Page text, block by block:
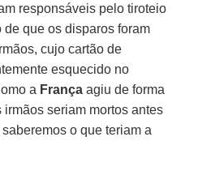
responsáveis pelo tiroteio
de que os disparos foram
cujo cartão de
esquecido no
a França agiu de forma
irmãos seriam mortos antes
o que teriam a